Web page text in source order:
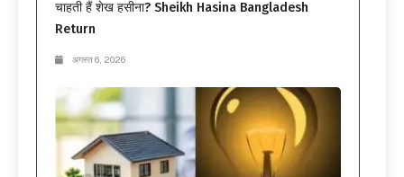
चाहती हैं शेख हसीना? Sheikh Hasina Bangladesh
Return
अगस्त 6, 2026